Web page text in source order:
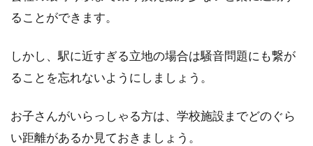
マンション売却のタイミングはい
「鉄は熱いうちに打て」など、日本にはことわ
ることができます。
しかし、駅に近すぎる立地の場合は騒音問題にも繋が
ることを忘れないようにしましょう。
お子さんがいらっしゃる方は、学校施設までどのぐら
い距離があるか見ておきましょう。